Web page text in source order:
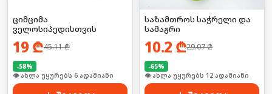
ციმციმა
ველოსიპედისთვის
19 ₾45.11₾
-58%
🛒 ბოლო 24სთ-ში იყიდა 9-მა
საზამთროს საჭრელი და
სამაგრი
10.2 ₾29.07₾
-65%
🛒 ბოლო 24სთ-ში იყიდა 21-მა